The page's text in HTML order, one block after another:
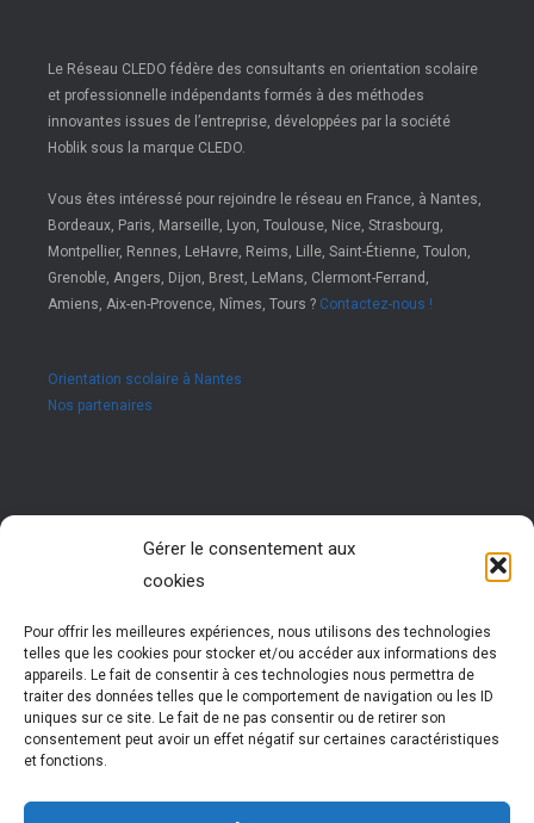
Gérer le consentement aux
cookies
Pour offrir les meilleures expériences, nous utilisons des technologies
telles que les cookies pour stocker et/ou accéder aux informations des
appareils. Le fait de consentir à ces technologies nous permettra de
traiter des données telles que le comportement de navigation ou les ID
uniques sur ce site. Le fait de ne pas consentir ou de retirer son
consentement peut avoir un effet négatif sur certaines caractéristiques
et fonctions.
Le Réseau CLEDO fédère des consultants en orientation scolaire
et professionnelle indépendants formés à des méthodes
innovantes issues de l’entreprise, développées par la société
Hoblik sous la marque CLEDO.
Vous êtes intéressé pour rejoindre le réseau en France, à Nantes,
Bordeaux, Paris, Marseille, Lyon, Toulouse, Nice, Strasbourg,
Montpellier, Rennes, LeHavre, Reims, Lille, Saint-Étienne, Toulon,
Grenoble, Angers, Dijon, Brest, LeMans, Clermont-Ferrand,
Amiens, Aix-en-Provence, Nîmes, Tours ? Contactez-nous !
Orientation scolaire à Nantes
Nos partenaires
Rejoignez nous !
Vous êtes passionné par les ressources humaines ?
dans leur réussite ?
Rejoignez notre réseau !
Nous vous formons pour vous permettre d’exercer cette
activité très enrichissante
Vous évoluez et participez à la vie d’un réseau
national dynamique